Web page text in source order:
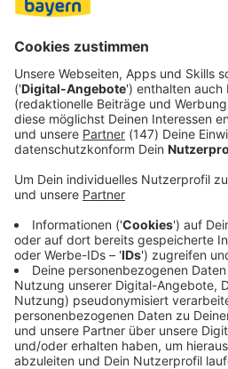
fordert sogar eine Kürzung von
Subventionen und